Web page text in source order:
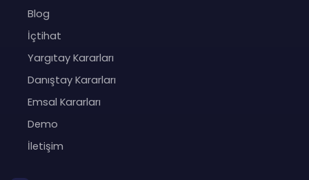
Blog
İçtihat
Yargıtay Kararları
Danıştay Kararları
Emsal Kararları
Demo
İletişim